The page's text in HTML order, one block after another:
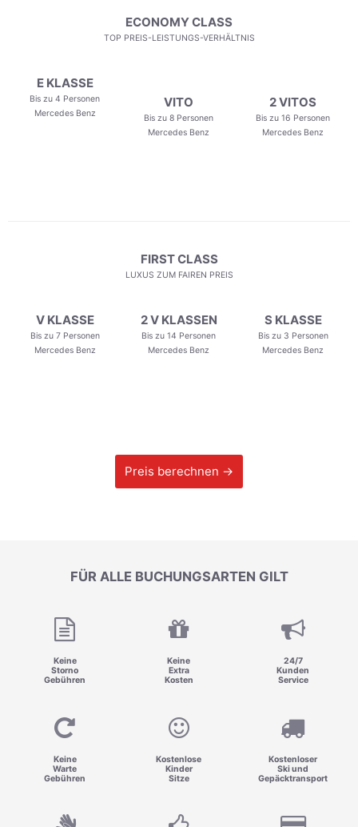
ECONOMY CLASS
TOP PREIS-LEISTUNGS-VERHÄLTNIS
E KLASSE
Bis zu 4 Personen
Mercedes Benz
VITO
Bis zu 8 Personen
Mercedes Benz
2 VITOS
Bis zu 16 Personen
Mercedes Benz
FIRST CLASS
LUXUS ZUM FAIREN PREIS
V KLASSE
Bis zu 7 Personen
Mercedes Benz
2 V KLASSEN
Bis zu 14 Personen
Mercedes Benz
S KLASSE
Bis zu 3 Personen
Mercedes Benz
Preis berechnen →
FÜR ALLE BUCHUNGSARTEN GILT
Keine
Storno
Gebühren
Keine
Extra
Kosten
24/7
Kunden
Service
Keine
Warte
Gebühren
Kostenlose
Kinder
Sitze
Kostenloser
Ski und
Gepäcktransport